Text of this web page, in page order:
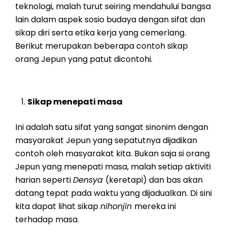
teknologi, malah turut seiring mendahului bangsa
lain dalam aspek sosio budaya dengan sifat dan
sikap diri serta etika kerja yang cemerlang.
Berikut merupakan beberapa contoh sikap
orang Jepun yang patut dicontohi.
Sikap menepati masa
Ini adalah satu sifat yang sangat sinonim dengan
masyarakat Jepun yang sepatutnya dijadikan
contoh oleh masyarakat kita. Bukan saja si orang
Jepun yang menepati masa, malah setiap aktiviti
harian sepertiDensya (keretapi) dan bas akan
datang tepat pada waktu yang dijadualkan. Di sini
kita dapat lihat sikapnihonjin mereka ini
terhadap masa.